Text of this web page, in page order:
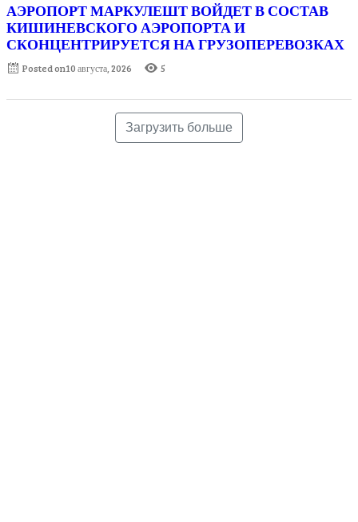
АЭРОПОРТ МАРКУЛЕШТ ВОЙДЕТ В СОСТАВ
КИШИНЕВСКОГО АЭРОПОРТА И
СКОНЦЕНТРИРУЕТСЯ НА ГРУЗОПЕРЕВОЗКАХ
Posted on10 августа, 2026 5
Загрузить больше